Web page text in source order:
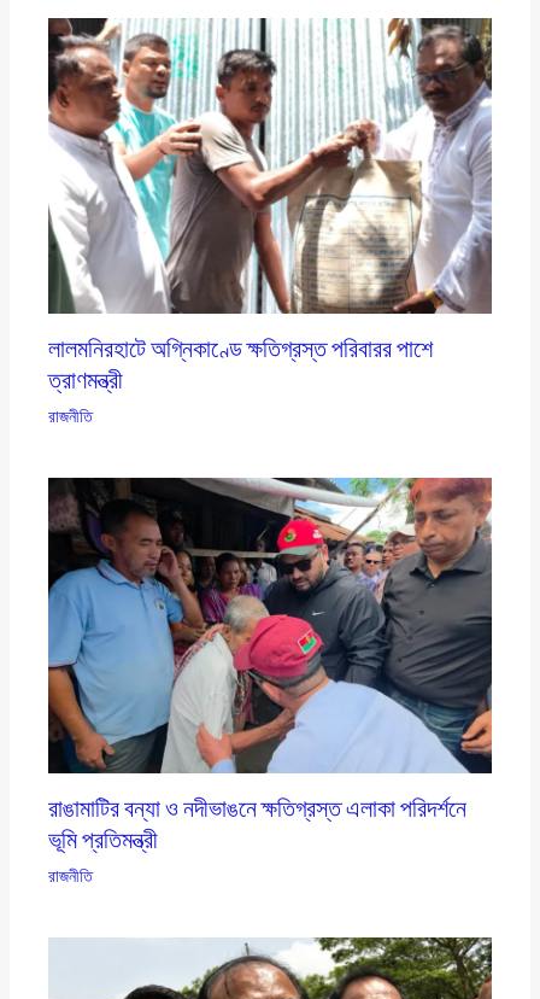
লালমনিরহাটে অগ্নিকাণ্ডে ক্ষতিগ্রস্ত পরিবারর পাশে
ত্রাণমন্ত্রী
রাজনীতি
রাঙামাটির বন্যা ও নদীভাঙনে ক্ষতিগ্রস্ত এলাকা পরিদর্শনে
ভূমি প্রতিমন্ত্রী
রাজনীতি